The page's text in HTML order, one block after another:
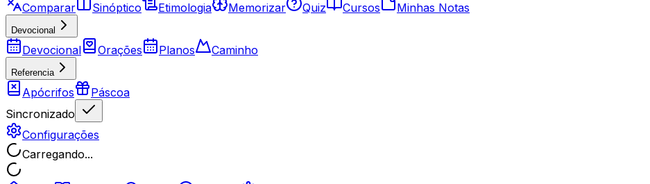
Comparar Sinóptico Etimologia Memorizar Quiz Cursos Minhas Notas
Devocional
Devocional Orações Planos Caminho
Referencia
Apócrifos
Páscoa
Sincronizado
Configurações
Carregando...